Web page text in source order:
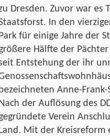
Dresden. Zuvor war es
In den
Park für einige Jahre der
Hälfte der
Entstehung der ihr
bezeichneten Anne-
Nach der Auflösung des
Verein
Land. Mit der